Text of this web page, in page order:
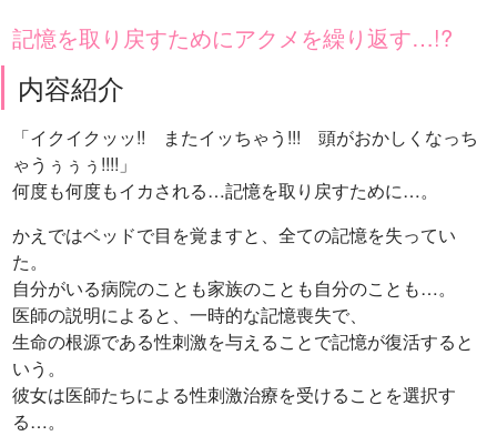
記憶を取り戻すためにアクメを繰り返す…!?
内容紹介
「イクイクッッ!! またイッちゃう!!! 頭がおかしくなっち
ゃうぅぅぅ!!!!」
何度も何度もイカされる…記憶を取り戻すために…。
かえではベッドで目を覚ますと、全ての記憶を失ってい
た。
自分がいる病院のことも家族のことも自分のことも…。
医師の説明によると、一時的な記憶喪失で、
生命の根源である性刺激を与えることで記憶が復活すると
いう。
彼女は医師たちによる性刺激治療を受けることを選択す
る…。